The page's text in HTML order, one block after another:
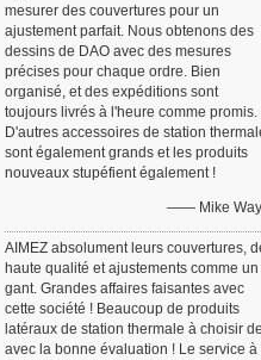
mesurer des couvertures pour un
ajustement parfait. Nous obtenons des
dessins de DAO avec des mesures
précises pour chaque ordre. Bien
organisé, et des expéditions sont
toujours livrés à l'heure comme promis.
D'autres accessoires de station
sont également grands et les produits
nouveaux stupéfient également !
—— Mike
AIMEZ absolument leurs couvertures,
haute qualité et ajustements comme un
gant. Grandes affaires faisantes avec
cette société ! Beaucoup de produits
latéraux de station thermale à choisir
avec la bonne évaluation ! Le service à